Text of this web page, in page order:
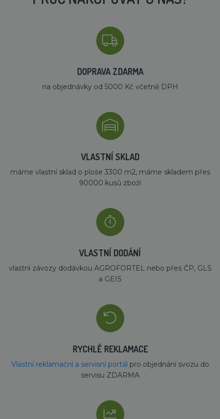
DOPRAVA ZDARMA
na objednávky od 5000 Kč včetně DPH
VLASTNÍ SKLAD
máme vlastní sklad o ploše 3300 m2, máme skladem přes
90000 kusů zboží
VLASTNÍ DODÁNÍ
vlastní závozy dodávkou AGROFORTEL nebo přes ČP, GLS
a GEIS
RYCHLÉ REKLAMACE
Vlastní reklamační a servisní portál pro objednání svozu do
servisu ZDARMA